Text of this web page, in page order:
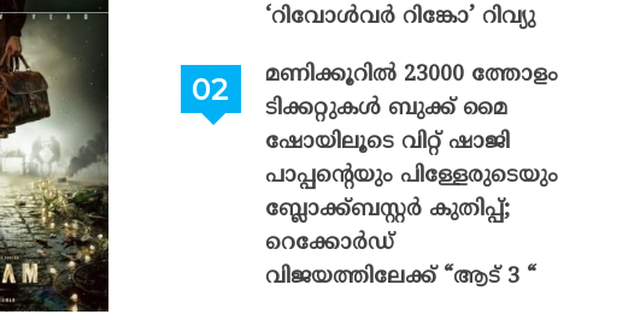
‘റിവോൾവർ റിങ്കോ’ റിവ്യു
മണിക്കൂറിൽ 23000 ത്തോളം
ടിക്കറ്റുകൾ ബുക്ക് മൈ
ഷോയിലൂടെ വിറ്റ് ഷാജി
പാപ്പന്റെയും പിള്ളേരുടെയും
ബ്ലോക്ക്ബസ്റ്റർ കുതിപ്പ്;
റെക്കോർഡ്
വിജയത്തിലേക്ക് “ആട് 3 “